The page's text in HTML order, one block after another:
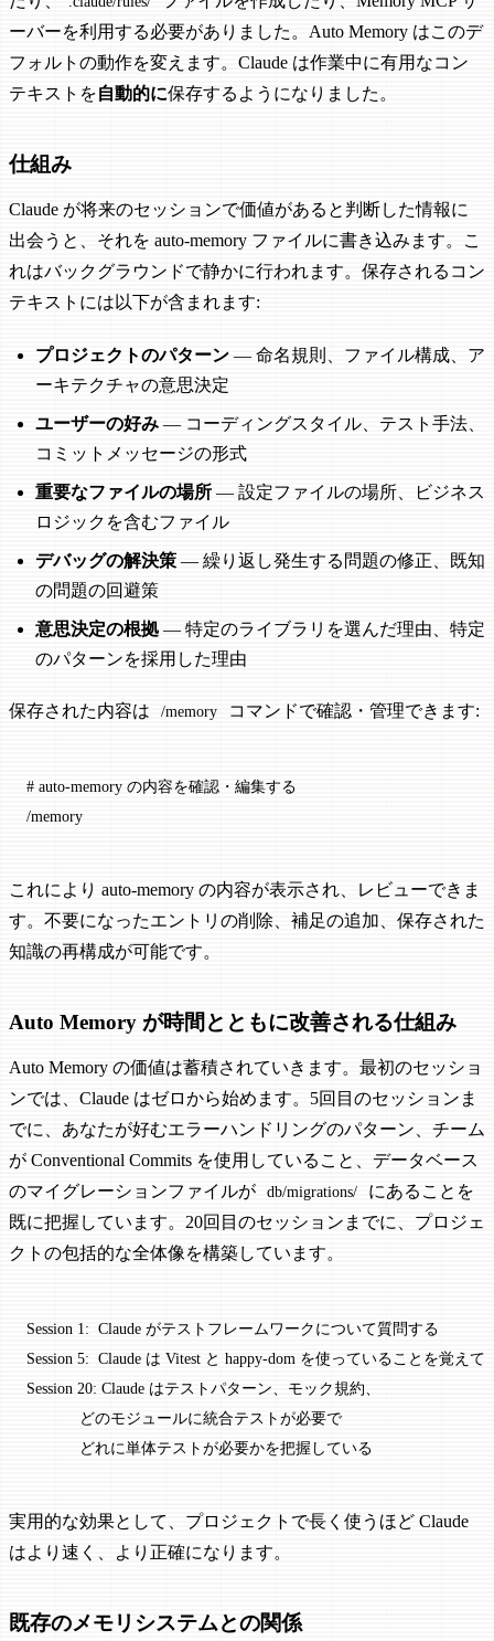
ーバーを利用する必要がありました。Auto Memory はこのデ
フォルトの動作を変えます。Claude は作業中に有用なコン
テキストを自動的に保存するようになりました。
仕組み
Claude が将来のセッションで価値があると判断した情報に
出会うと、それを auto-memory ファイルに書き込みます。こ
れはバックグラウンドで静かに行われます。保存されるコン
テキストには以下が含まれます:
プロジェクトのパターン — 命名規則、ファイル構成、ア
ーキテクチャの意思決定
ユーザーの好み— コーディングスタイル、テスト手法、
コミットメッセージの形式
重要なファイルの場所 — 設定ファイルの場所、ビジネス
ロジックを含むファイル
デバッグの解決策— 繰り返し発生する問題の修正、既知
の問題の回避策
意思決定の根拠 — 特定のライブラリを選んだ理由、特定
のパターンを採用した理由
保存された内容は /memory コマンドで確認・管理できます:
# auto-memory の内容を確認・編集する
/memory
これにより auto-memory の内容が表示され、レビューできま
す。不要になったエントリの削除、補足の追加、保存された
知識の再構成が可能です。
Auto Memory が時間とともに改善される仕組み
Auto Memory の価値は蓄積されていきます。最初のセッショ
ンでは、Claude はゼロから始めます。5回目のセッションま
でに、あなたが好むエラーハンドリングのパターン、チーム
が Conventional Commits を使用していること、データベース
のマイグレーションファイルが
db/migrations/
にあることを
既に把握しています。20回目のセッションまでに、プロジェ
クトの包括的な全体像を構築しています。
Session 1:  Claude がテストフレームワークについて質問する
Session 5:  Claude は Vitest と happy-dom を使っていることを覚えて
Session 20: Claude はテストパターン、モック規約、
            どのモジュールに統合テストが必要で
            どれに単体テストが必要かを把握している
実用的な効果として、プロジェクトで長く使うほど Claude
はより速く、より正確になります。
既存のメモリシステムとの関係